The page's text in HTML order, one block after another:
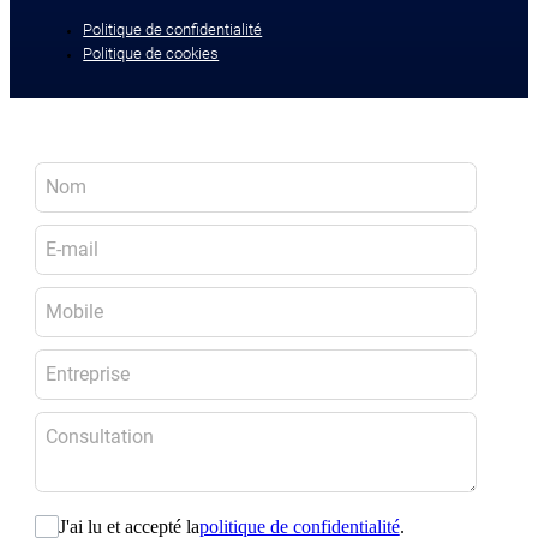
Politique de confidentialité
Politique de cookies
J'ai lu et accepté lapolitique de confidentialité.